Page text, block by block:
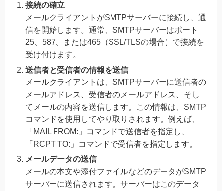
接続の確立
メールクライアントがSMTPサーバーに接続し、通
信を開始します。通常、SMTPサーバーはポート
25、587、または465（SSL/TLSの場合）で接続を
受け付けます。
送信者と受信者の情報を送信
メールクライアントは、SMTPサーバーに送信者の
メールアドレス、受信者のメールアドレス、そし
てメールの内容を送信します。この情報は、SMTP
コマンドを使用してやり取りされます。例えば、
「MAIL FROM:」コマンドで送信者を指定し、
「RCPT TO:」コマンドで受信者を指定します。
メールデータの送信
メールの本文や添付ファイルなどのデータがSMTP
サーバーに送信されます。サーバーはこのデータ